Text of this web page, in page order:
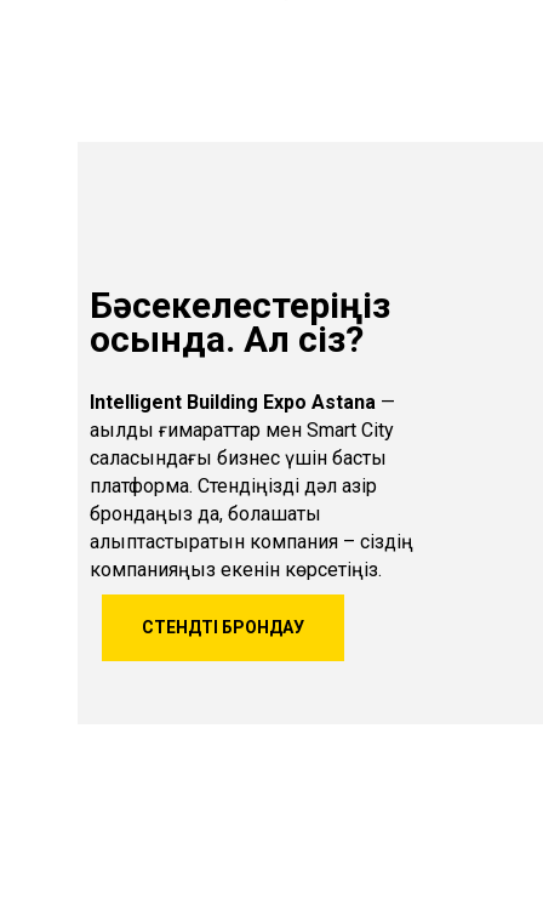
Бәсекелестеріңіз
осында. Ал сіз?
Intelligent Building Expo Astana —
ақылды ғимараттар мен Smart City
саласындағы бизнес үшін басты
платформа. Стендіңізді дәл қазір
брондаңыз да, болашақты
қалыптастыратын компания – сіздің
компанияңыз екенін көрсетіңіз.
СТЕНДТІ БРОНДАУ